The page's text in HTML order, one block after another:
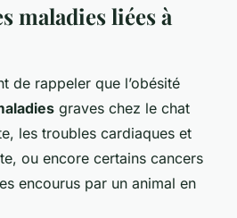
maladies liées à
de rappeler que l’obésité
graves chez le chat
les troubles cardiaques et
ou encore certains cancers
encourus par un animal en